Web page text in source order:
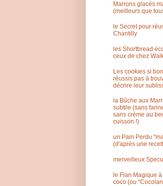
Marrons glacés
(meilleurs que
le Secret pour
Chantilly
les Shortbread
ceux de chez
Les cookies si
réussis pas à
décrire leur
la Bûche aux
subtile (sans
sans crème au
cuisson !)
un Pain Perdu
(d'après une
merveilleux
le Flan Magique
coco (ou